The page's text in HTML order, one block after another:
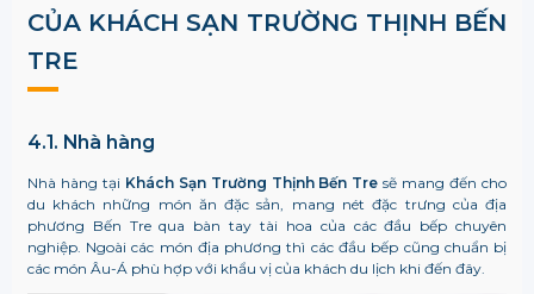
CỦA KHÁCH SẠN TRƯỜNG THỊNH BẾN
TRE
4.1. Nhà hàng
Nhà hàng tại Khách Sạn Trường Thịnh Bến Tre sẽ mang đến cho
du khách những món ăn đặc sản, mang nét đặc trưng của địa
phương Bến Tre qua bàn tay tài hoa của các đầu bếp chuyên
nghiệp. Ngoài các món địa phương thì các đầu bếp cũng chuẩn bị
các món Âu-Á phù hợp với khẩu vị của khách du lịch khi đến đây.